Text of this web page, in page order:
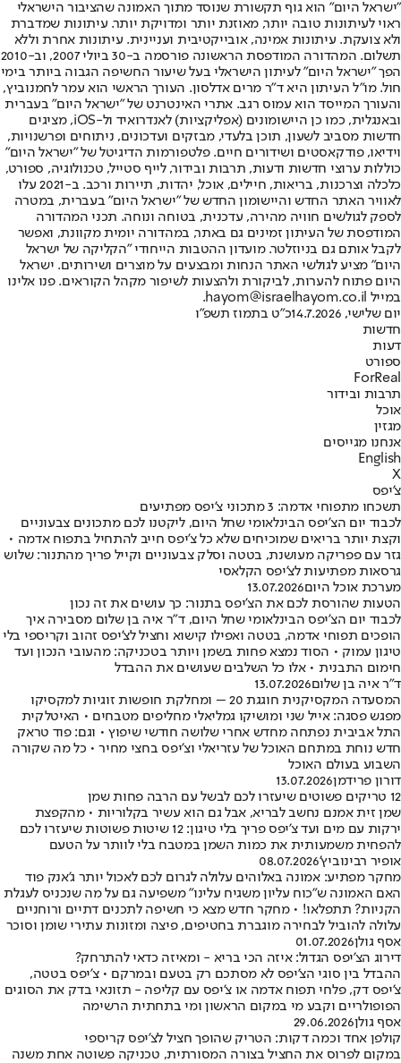
"ישראל היום" הוא גוף תקשורת שנוסד מתוך האמונה שהציבור הישראלי
ראוי לעיתונות טובה יותר, מאוזנת יותר ומדויקת יותר. עיתונות שמדברת
ולא צועקת. עיתונות אמינה, אובייקטיבית ועניינית. עיתונות אחרת וללא
תשלום. המהדורה המודפסת הראשונה פורסמה ב-30 ביולי 2007, וב-2010
הפך "ישראל היום" לעיתון הישראלי בעל שיעור החשיפה הגבוה ביותר בימי
חול. מו"ל העיתון היא ד"ר מרים אדלסון. העורך הראשי הוא עמר לחמנוביץ,
והעורך המייסד הוא עמוס רגב. אתרי האינטרנט של "ישראל היום" בעברית
ובאנגלית, כמו כן היישומונים (אפליקציות) לאנדרואיד ול-iOS, מציגים
חדשות מסביב לשעון, תוכן בלעדי, מבזקים ועדכונים, ניתוחים ופרשנויות,
וידיאו, פודקאסטים ושידורים חיים. פלטפורמות הדיגיטל של "ישראל היום"
כוללות ערוצי חדשות ודעות, תרבות ובידור, לייף סטייל, טכנולוגיה, ספורט,
כלכלה וצרכנות, בריאות, חיילים, אוכל, יהדות, תיירות ורכב. ב-2021 עלו
לאוויר האתר החדש והיישומון החדש של "ישראל היום" בעברית, במטרה
לספק לגולשים חוויה מהירה, עדכנית, בטוחה ונוחה. תכני המהדורה
המודפסת של העיתון זמינים גם באתר, במהדורה יומית מקוונת, ואפשר
לקבל אותם גם בניוזלטר. מועדון ההטבות הייחודי "הקליקה של ישראל
היום" מציע לגולשי האתר הנחות ומבצעים על מוצרים ושירותים. ישראל
היום פתוח להערות, לביקורת ולהצעות לשיפור מקהל הקוראים. פנו אלינו
במייל hayom@israelhayom.co.il.
יום שלישי, 14.7.2026
כ"ט בתמוז תשפ"ו
חדשות
דעות
ספורט
ForReal
תרבות ובידור
אוכל
מגזין
אנחנו מגייסים
English
X
צ'יפס
תשכחו מתפוחי אדמה: 3 מתכוני צ'יפס מפתיעים
לכבוד יום הצ'יפס הבינלאומי שחל היום, ליקטנו לכם מתכונים צבעוניים
וקצת יותר בריאים שמוכיחים שלא כל צ'יפס חייב להתחיל בתפוח אדמה •
גזר עם פפריקה מעושנת, בטטה וסלק צבעוניים וקייל פריך מהתנור: שלוש
גרסאות מפתיעות לצ'יפס הקלאסי
מערכת אוכל היום13.07.2026
הטעות שהורסת לכם את הצ'יפס בתנור: כך עושים את זה נכון
לכבוד יום הצ'יפס הבינלאומי שחל היום, ד"ר איה בן שלום מסבירה איך
הופכים תפוחי אדמה, בטטה ואפילו קישוא וחציל לצ'יפס זהוב וקריספי בלי
טיגון עמוק • הסוד נמצא פחות בשמן ויותר בטכניקה: מהעובי הנכון ועד
חימום התבנית • אלו כל השלבים שעושים את ההבדל
ד"ר איה בן שלום13.07.2026
המסעדה המקסיקנית חוגגת 20 – ומחלקת חופשות זוגיות למקסיקו
מפגש פסגה: אייל שני ומושיקו גמליאלי מחליפים מטבחים • האיטלקית
התל אביבית נפתחה מחדש אחרי שלושה חודשי שיפוץ • וגם: פוד טראק
חדש נוחת במתחם האוכל של עזריאלי וצ'יפס בחצי מחיר • כל מה שקורה
השבוע בעולם האוכל
דורון פרידמן13.07.2026
12 טריקים פשוטים שיעזרו לכם לבשל עם הרבה פחות שמן
שמן זית אמנם נחשב לבריא, אבל גם הוא עשיר בקלוריות • מהקפצת
ירקות עם מים ועד צ'יפס פריך בלי טיגון: 12 שיטות פשוטות שיעזרו לכם
להפחית משמעותית את כמות השמן במטבח בלי לוותר על הטעם
אופיר רבינוביץ'08.07.2026
מחקר מפתיע: אמונה באלוהים עלולה לגרום לכם לאכול יותר ג'אנק פוד
האם האמונה ש"כוח עליון משגיח עלינו" משפיעה גם על מה שנכניס לעגלת
הקניות? תתפלאו! • מחקר חדש מצא כי חשיפה לתכנים דתיים ורוחניים
עלולה להוביל לבחירה מוגברת בחטיפים, פיצה ומזונות עתירי שומן וסוכר
אסף גולן01.07.2026
דירוג הצ'יפס הגדול: איזה הכי בריא - ומאיזה כדאי להתרחק?
ההבדל בין סוגי הצ'יפס לא מסתכם רק בטעם ובמרקם • צ'יפס בטטה,
צ'יפס דק, פלחי תפוח אדמה או צ'יפס עם קליפה - תזונאי בדק את הסוגים
הפופולריים וקבע מי במקום הראשון ומי בתחתית הרשימה
אסף גולן29.06.2026
קולפן אחד וכמה דקות: הטריק שהופך חציל לצ'יפס קריספי
במקום לפרוס את החציל בצורה המסורתית, טכניקה פשוטה אחת משנה